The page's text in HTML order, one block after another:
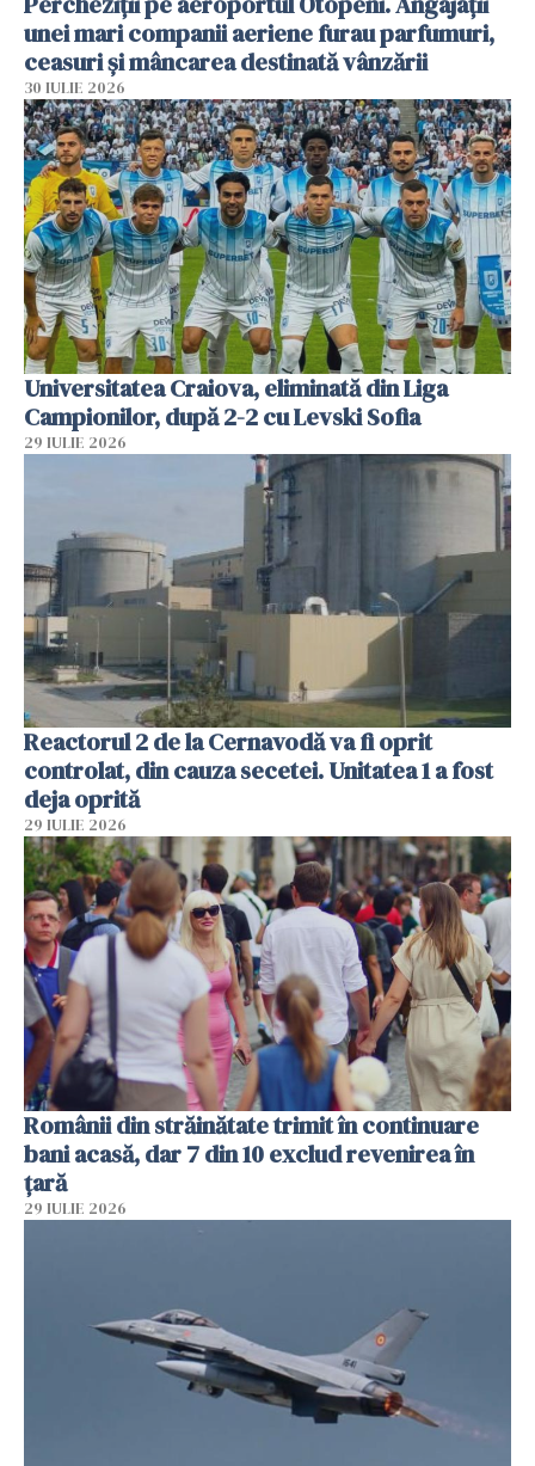
unei mari companii aeriene furau parfumuri,
ceasuri și mâncarea destinată vânzării
30 IULIE 2026
Universitatea Craiova, eliminată din Liga
Campionilor, după 2-2 cu Levski Sofia
29 IULIE 2026
Reactorul 2 de la Cernavodă va fi oprit
controlat, din cauza secetei. Unitatea 1 a fost
deja oprită
29 IULIE 2026
Românii din străinătate trimit în continuare
bani acasă, dar 7 din 10 exclud revenirea în
țară
29 IULIE 2026